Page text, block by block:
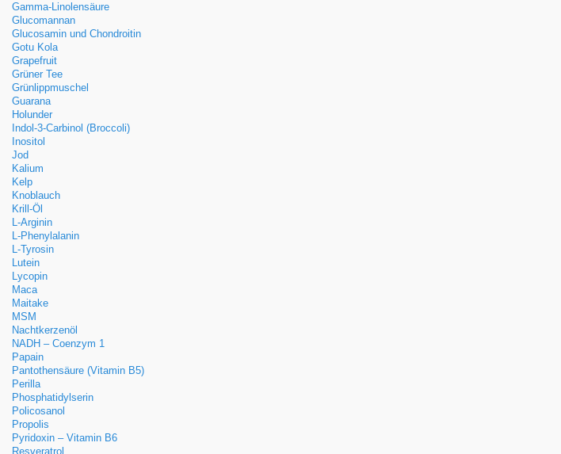
Gamma-Linolensäure
Glucomannan
Glucosamin und Chondroitin
Gotu Kola
Grapefruit
Grüner Tee
Grünlippmuschel
Guarana
Holunder
Indol-3-Carbinol (Broccoli)
Inositol
Jod
Kalium
Kelp
Knoblauch
Krill-Öl
L-Arginin
L-Phenylalanin
L-Tyrosin
Lutein
Lycopin
Maca
Maitake
MSM
Nachtkerzenöl
NADH – Coenzym 1
Papain
Pantothensäure (Vitamin B5)
Perilla
Phosphatidylserin
Policosanol
Propolis
Pyridoxin – Vitamin B6
Resveratrol